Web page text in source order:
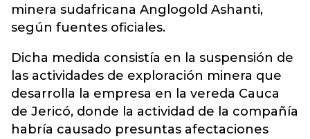
minera sudafricana Anglogold Ashanti,
según fuentes oficiales.
Dicha medida consistía en la suspensión de
las actividades de exploración minera que
desarrolla la empresa en la vereda Cauca
de Jericó, donde la actividad de la compañía
habría causado presuntas afectaciones